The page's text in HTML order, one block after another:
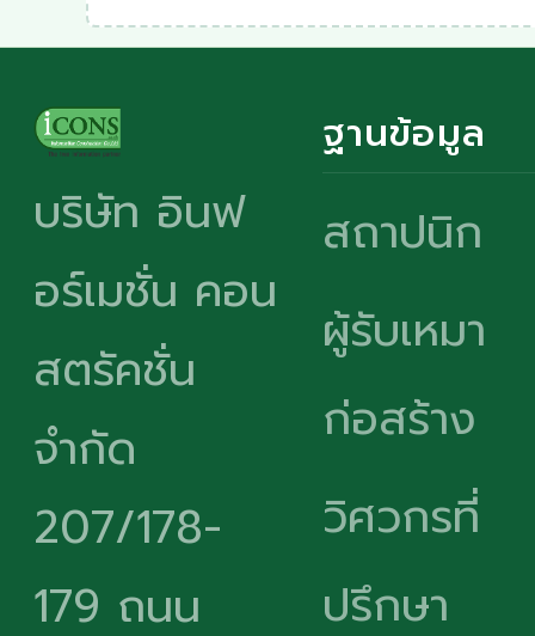
บริษัท อินฟ
อร์เมชั่น คอน
สตรัคชั่น
จำกัด
207/178-
179 ถนน
ฐานข้อมูล
สถาปนิก
ผู้รับเหมา
ก่อสร้าง
วิศวกรที่
ปรึกษา